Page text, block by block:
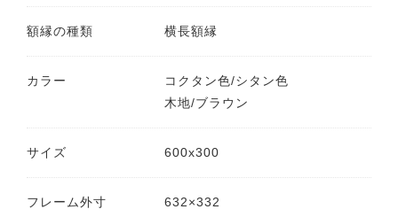
額縁の種類 横長額縁
カラー
コクタン色/シタン色
木地/ブラウン
サイズ 600x300
フレーム外寸 632×332